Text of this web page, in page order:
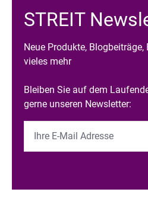
STREIT
Neue Produkte,
vieles mehr
Bleiben Sie auf dem
gerne unseren Newsletter: